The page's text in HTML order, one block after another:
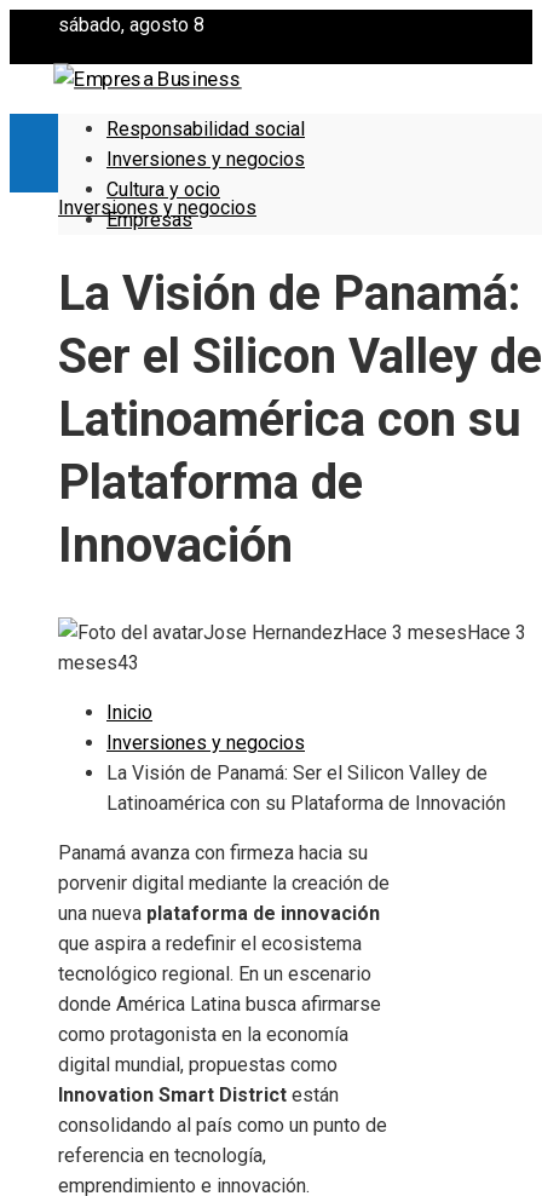
sábado, agosto 8
Responsabilidad social
Inversiones y negocios
Cultura y ocio
Empresas
Inversiones y negocios
La Visión de Panamá:
Ser el Silicon Valley de
Latinoamérica con su
Plataforma de
Innovación
Jose Hernandez Hace 3 meses Hace 3
meses43
Inicio
Inversiones y negocios
La Visión de Panamá: Ser el Silicon Valley de
Latinoamérica con su Plataforma de Innovación
Panamá avanza con firmeza hacia su
porvenir digital mediante la creación de
una nueva plataforma de innovación
que aspira a redefinir el ecosistema
tecnológico regional. En un escenario
donde América Latina busca afirmarse
como protagonista en la economía
digital mundial, propuestas como
Innovation Smart District están
consolidando al país como un punto de
referencia en tecnología,
emprendimiento e innovación.